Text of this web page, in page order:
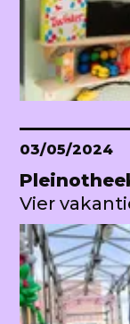
03/05/2024
Vier